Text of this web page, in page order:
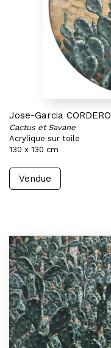
Jose-Garcia CORDERO
Cactus et Savane
Acrylique sur toile
130 x 130 cm
Vendue